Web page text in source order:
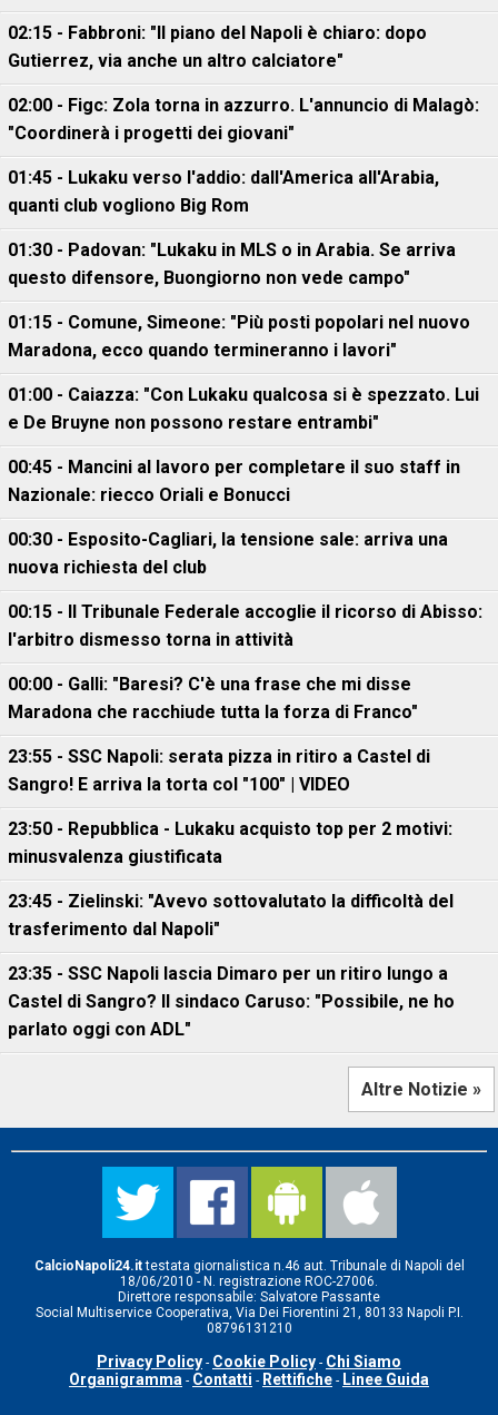
02:15 - Fabbroni: "Il piano del Napoli è chiaro: dopo
Gutierrez, via anche un altro calciatore"
02:00 - Figc: Zola torna in azzurro. L'annuncio di Malagò:
"Coordinerà i progetti dei giovani"
01:45 - Lukaku verso l'addio: dall'America all'Arabia,
quanti club vogliono Big Rom
01:30 - Padovan: "Lukaku in MLS o in Arabia. Se arriva
questo difensore, Buongiorno non vede campo"
01:15 - Comune, Simeone: "Più posti popolari nel nuovo
Maradona, ecco quando termineranno i lavori"
01:00 - Caiazza: "Con Lukaku qualcosa si è spezzato. Lui
e De Bruyne non possono restare entrambi"
00:45 - Mancini al lavoro per completare il suo staff in
Nazionale: riecco Oriali e Bonucci
00:30 - Esposito-Cagliari, la tensione sale: arriva una
nuova richiesta del club
00:15 - Il Tribunale Federale accoglie il ricorso di Abisso:
l'arbitro dismesso torna in attività
00:00 - Galli: "Baresi? C'è una frase che mi disse
Maradona che racchiude tutta la forza di Franco"
23:55 - SSC Napoli: serata pizza in ritiro a Castel di
Sangro! E arriva la torta col "100" | VIDEO
23:50 - Repubblica - Lukaku acquisto top per 2 motivi:
minusvalenza giustificata
23:45 - Zielinski: "Avevo sottovalutato la difficoltà del
trasferimento dal Napoli"
23:35 - SSC Napoli lascia Dimaro per un ritiro lungo a
Castel di Sangro? Il sindaco Caruso: "Possibile, ne ho
parlato oggi con ADL"
Altre Notizie »
CalcioNapoli24.ittestata giornalistica n.46 aut. Tribunale di Napoli del
18/06/2010 - N. registrazione ROC-27006.
Direttore responsabile: Salvatore Passante
Social Multiservice Cooperativa, Via Dei Fiorentini 21, 80133 Napoli P.I.
08796131210
Privacy Policy - Cookie Policy - Chi Siamo
Organigramma - Contatti - Rettifiche - Linee Guida